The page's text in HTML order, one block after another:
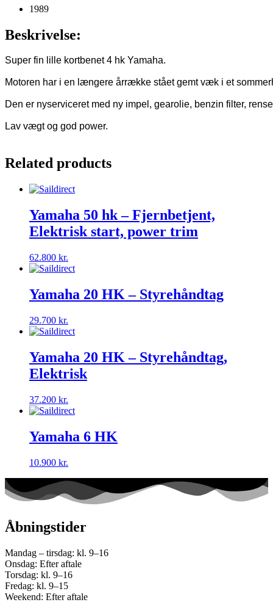
1989
Beskrivelse:
Super fin lille kortbenet 4 hk Yamaha.
Motoren har i en længere årrække stået gemt væk i et
Den er nyserviceret med ny impel, gearolie, benzin filter,
Lav vægt og god power.
Related products
Yamaha 50 hk – Fjernbetjent,
Elektrisk start, power trim
62.800 kr.
Yamaha 20 HK – Styrehåndtag
29.700 kr.
Yamaha 20 HK – Styrehåndtag,
Elektrisk
37.200 kr.
Yamaha 6 HK
10.900 kr.
Åbningstider
Mandag – tirsdag: kl. 9–16
Onsdag: Efter aftale
Torsdag: kl. 9–16
Fredag: kl. 9–15
Weekend: Efter aftale